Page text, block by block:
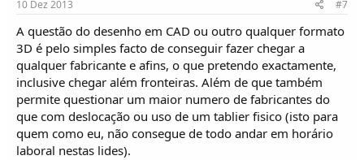
10 Dez 2013 #7
A questão do desenho em CAD ou outro qualquer formato
3D é pelo simples facto de conseguir fazer chegar a
qualquer fabricante e afins, o que pretendo exactamente,
inclusive chegar além fronteiras. Além de que também
permite questionar um maior numero de fabricantes do
que com deslocação ou uso de um tablier fisico (isto para
quem como eu, não consegue de todo andar em horário
laboral nestas lides).